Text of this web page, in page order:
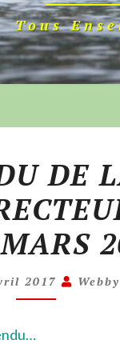
Tous
DE
2017 Webby